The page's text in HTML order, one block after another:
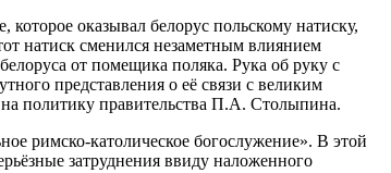
оказывал белорус польскому натиску,
натиск сменился незаметным влиянием
от помещика поляка. Рука об руку с
представления о её связи с великим
на политику правительства П.А. Столыпина.
римско-католическое богослужение». В этой
затруднения ввиду наложенного